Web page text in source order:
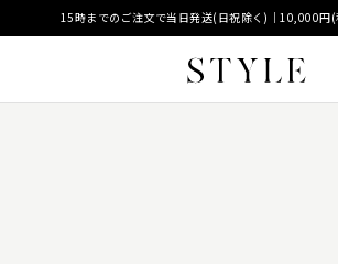
15時までのご注文で当日発送(日祝除く)｜10,000円